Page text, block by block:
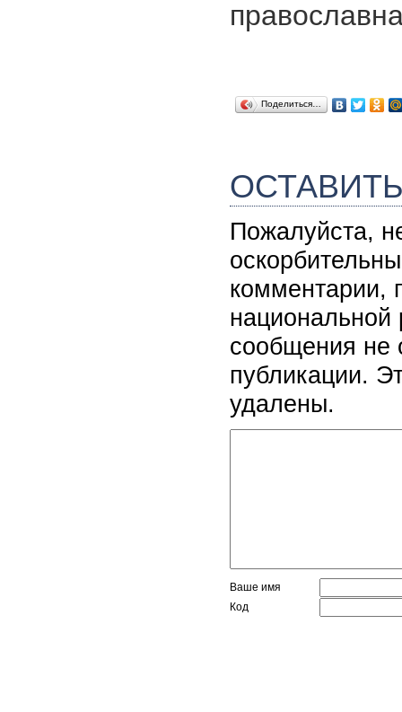
Поделиться…
Пожалуйста,
комментарии,
национальной
сообщения не
публикации.
удалены.
Ваше имя
Код